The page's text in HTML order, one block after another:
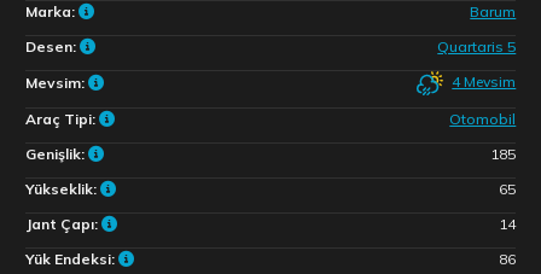
Marka:
Barum
Desen:
Quartaris 5
Mevsim:
4 Mevsim
Araç Tipi:
Otomobil
Genişlik:
185
Yükseklik:
65
Jant Çapı:
14
Yük Endeksi:
86